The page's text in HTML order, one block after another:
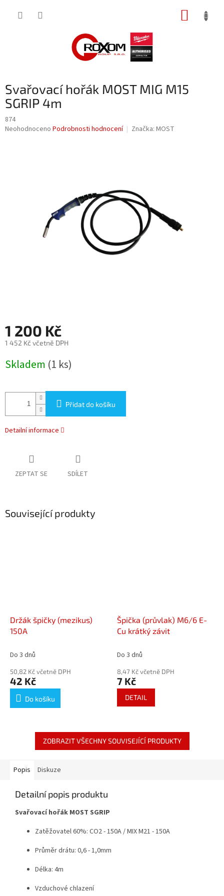
Svařovací hořák MOST MIG M15
SGRIP 4m
874
Průměrné
Neohodnoceno Podrobnosti hodnocení Značka: MOST
1 200 Kč
1 452 Kč včetně DPH
cena:
Skladem (1 ks)
Přidat do košíku
Detailní informace
ZEPTAT SE SDÍLET
Související produkty
Držák špičky (mezikus)
150A
Do 3 dnů
50,82 Kč včetně DPH
42 Kč
Do košíku
Špička (průvlak) M6/6 E-
Cu krátký závit
Do 3 dnů
8,47 Kč včetně DPH
7 Kč
DETAIL
ZOBRAZIT VŠECHNY SOUVISEJÍCÍ PRODUKTY
Popis Diskuze
Detailní popis produktu
Svařovací hořák MOST SGRIP
Zatěžovatel 60%: CO2 - 150A / MIX M21 - 150A
Průměr drátu: 0,6 - 1,0mm
Délka: 4m
Vzduchové chlazení